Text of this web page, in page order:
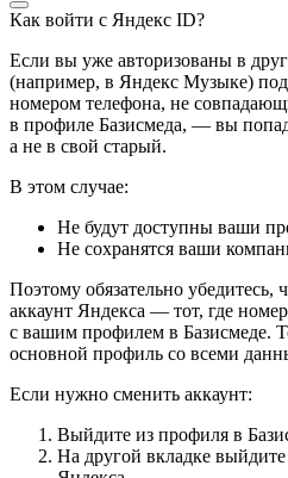
Как войти с Яндекс ID?
Если вы уже авторизованы в
(например, в Яндекс Музыке)
номером телефона, не
в профиле Базисмеда, — вы
а не в свой старый.
В этом случае:
Не будут доступны ваши
Не сохранятся ваши
Поэтому обязательно
аккаунт Яндекса — тот, где
с вашим профилем в Базисмеде.
основной профиль со всеми
Если нужно сменить аккаунт:
Выйдите из профиля в
На другой вкладке выйдите